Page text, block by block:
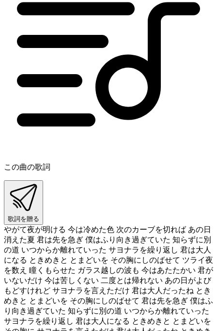
この曲の歌詞
歌詞を贈る
やがて夜が明ける 今は冷めた色 次のカーブを切れば あの日
消えた夏 君は先を急ぎ 僕はふり向き過ぎていた 知らずに別
の道 いつからか離れていった サヨナラを繰り返し 君は大人
になる ときめきと とまどいを その胸にしのばせて ツライ夜
を数え 瞳くもらせた ガラス越しの波も 今はあたたかい 君が
いないだけ 今は苦しくない 二度とは帰れない あの日がよび
もどすけれど サヨナラを言えただけ 君は大人だったね とき
めきと とまどいを その胸にしのばせて 君は先を急ぎ 僕はふ
り向き過ぎていた 知らずに別の道 いつからか離れていった
サヨナラを繰り返し 君は大人になる ときめきと とまどいを